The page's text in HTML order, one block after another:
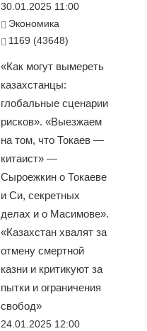
30.01.2025 11:00
Экономика
1169 (43648)
«Как могут вымереть
казахстанцы:
глобальные сценарии
рисков». «Выезжаем
на том, что Токаев —
китаист» —
Сыроежкин о Токаеве
и Си, секретных
делах и о Масимове».
«Казахстан хвалят за
отмену смертной
казни и критикуют за
пытки и ограничения
свобод»
24.01.2025 12:00